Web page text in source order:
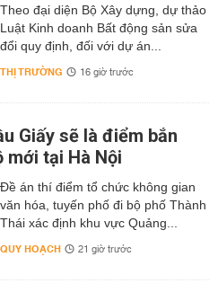
Theo đại diện Bộ Xây dựng, dự thảo
Luật Kinh doanh Bất động sản sửa
đổi quy định, đối với dự án...
THỊ TRƯỜNG 16 giờ trước
Giấy sẽ là điểm bắn
mới tại Hà Nội
Đề án thí điểm tổ chức không gian
văn hóa, tuyến phố đi bộ phố Thành
Thái xác định khu vực Quảng...
QUY HOẠCH 21 giờ trước